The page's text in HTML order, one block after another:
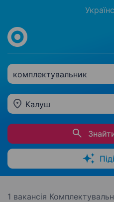
комплектувальник
Калуш
1 вакансія